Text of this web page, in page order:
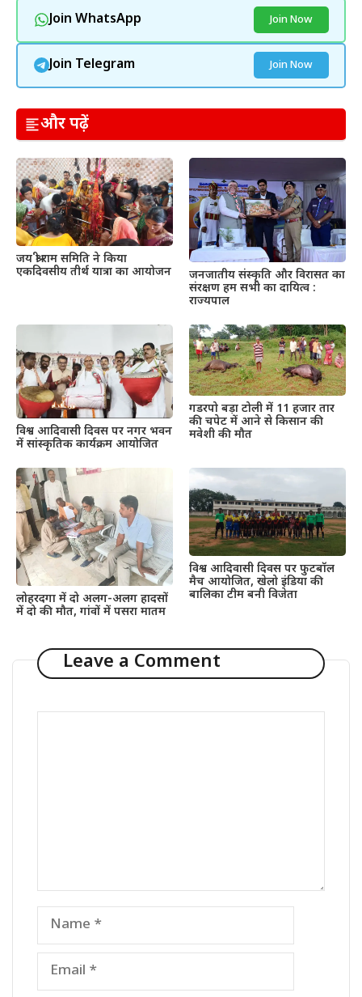
Join WhatsApp Join Now
Join Telegram Join Now
और पढ़ें
जय श्री राम समिति ने किया
एकदिवसीय तीर्थ यात्रा का आयोजन
जनजातीय संस्कृति और विरासत का
संरक्षण हम सभी का दायित्व :
राज्यपाल
विश्व आदिवासी दिवस पर नगर भवन
में सांस्कृतिक कार्यक्रम आयोजित
गडरपो बड़ा टोली में 11 हजार तार
की चपेट में आने से किसान की
मवेशी की मौत
लोहरदगा में दो अलग-अलग हादसों
में दो की मौत, गांवों में पसरा मातम
विश्व आदिवासी दिवस पर फुटबॉल
मैच आयोजित, खेलो इंडिया की
बालिका टीम बनी विजेता
Leave a Comment
Name
Email